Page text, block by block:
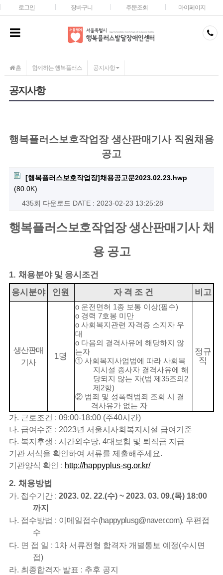
메인콘텐츠 바로가기
로그인 장바구니 주문조회 마이페이지
홈 함께하는 행복플러스 공지사항
공지사항
행복플러스보호작업장 생산판매기사 직원채용
공고
[행복플러스보호작업장]채용공고문2023.02.23.hwp
(80.0K)
435회 다운로드 DATE : 2023-02-23 13:25:28
행복플러스보호작업장 생산판매기사 채
용 공고
1. 채용분야 및 응시조건
응시분야
인원 자 격 조 건 비고
생산판매
기사
1명
o 운전면허 1종 보통 이상(필수)
o 경력7호봉 미만
o사회복지관련 자격증 소지자 우
대
o 다음의 결격사유에 해당하지 않
는자
①사회복지사업법에 따라 사회복
지시설 종사자 결격사유에 해
당되지 않는 자(법 제 35조의 2
제 2항)
② 범죄 및 성폭력범죄 조회 시 결
격사유가 없는 자
정규
직
가. 근로조건 : 09:00-18:00 (주40시간)
나. 급여수준 : 2023년 서울시사회복지시설 급여기준
다. 복지후생 : 시간외수당, 4대보험 및 퇴직금 지급
기관 서식을 확인하여 서류를 제출해주세요.
기관양식 확인 : http://happyplus-sg.or.kr/
2. 채용방법
가. 접수기간 : 2023. 02. 22.(수) ~ 2023. 03. 09.(목) 18:00
까지
나. 접수방법 : 이메일접수(happyplusg@naver.com), 우편접
수
다. 면 접 일 : 1차 서류전형 합격자 개별통보 예정(수시면
접)
라. 최종합격자 발표 : 추후 공지